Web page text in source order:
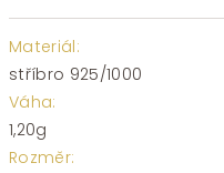
Materiál:
stříbro 925/1000
Váha:
1,20g
Rozměr: